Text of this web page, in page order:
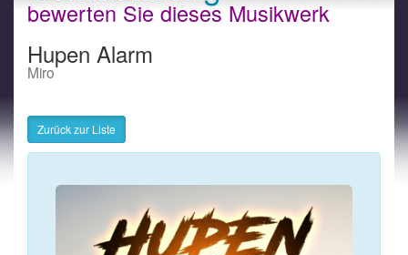
bewerten Sie dieses Musikwerk
Hupen Alarm
Miro
Zurück zur Liste